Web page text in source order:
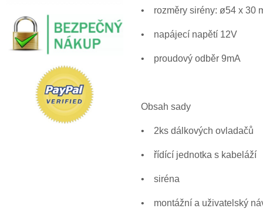
• rozměry sirény: ø54 x 30
• napájecí napětí 12V
• proudový odběr 9mA
Obsah sady
• 2ks dálkových ovladačů
• řídící jednotka s kabeláží
• siréna
• montážní a uživatelský